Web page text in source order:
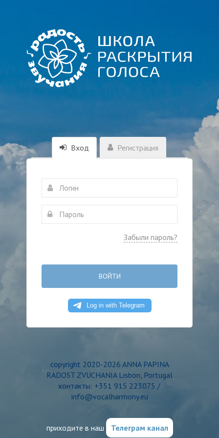
Вход Регистрация
Забыли пароль?
ВОЙТИ
copyright 2020-2026 ANNA PAPINA
RADOST ZVUCHANIA Lisbon, Portugal
контакты: +351 915 223075 /
info@vocalharmony.eu
приходите в наш Телеграм канал